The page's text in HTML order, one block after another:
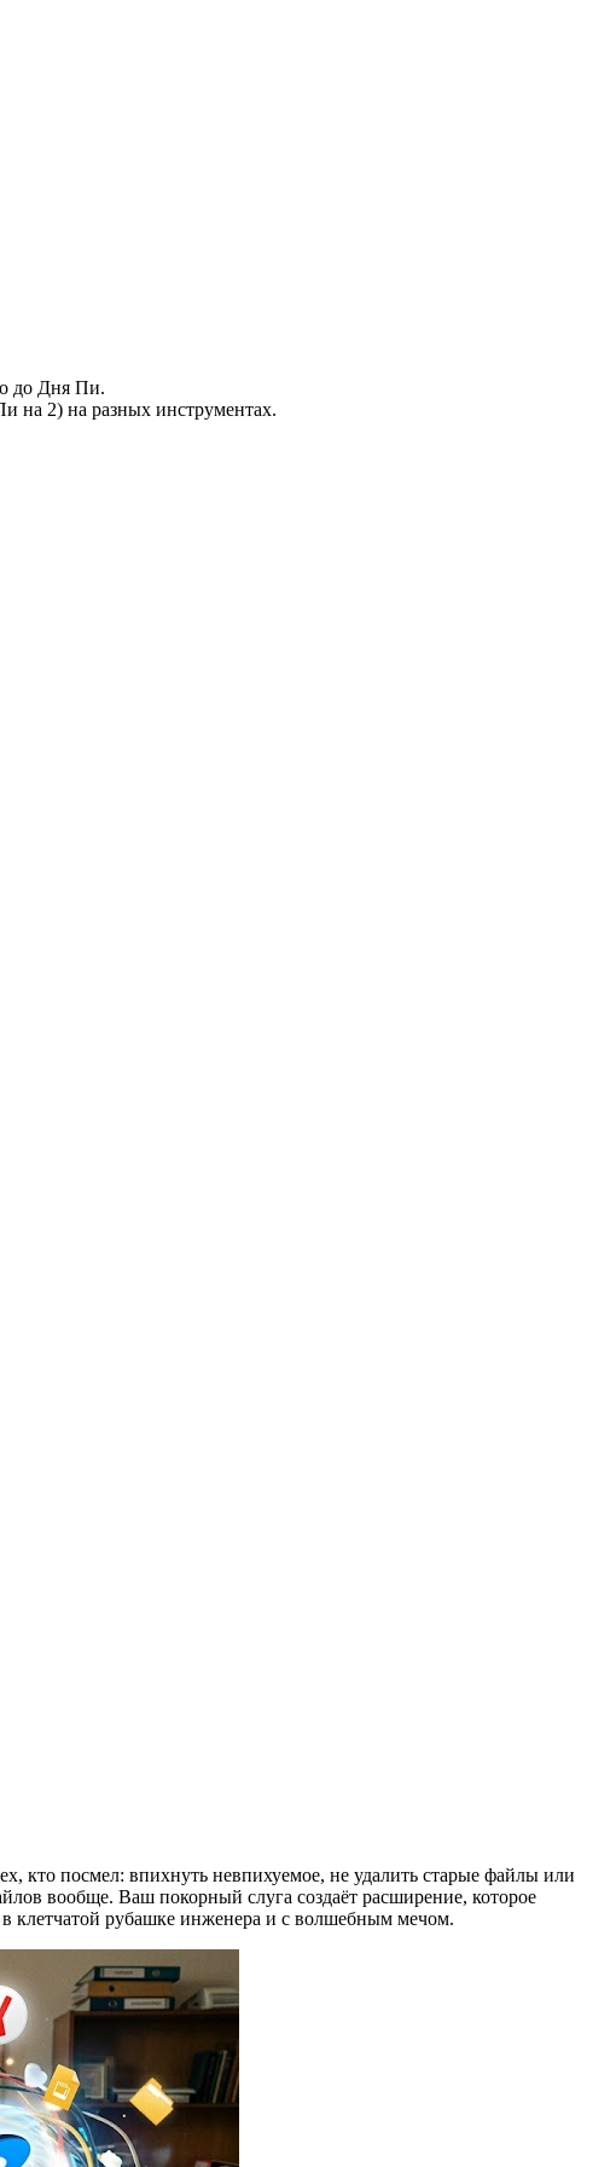
до Дня Пи.
на 2) на разных инструментах.
кто посмел: впихнуть невпихуемое, не удалить старые файлы или
вообще. Ваш покорный слуга создаёт расширение, которое
клетчатой рубашке инженера и с волшебным мечом.